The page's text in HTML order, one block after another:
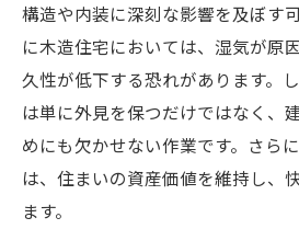
専門家が推奨する防水技
大田区における防水工事の
最大限に引き出す方法
耐用年数を左右する要因
防水工事が建物に与え
構造や内装に深刻な影響を及ぼす
に木造住宅においては、湿気が原
久性が低下する恐れがあります。
は単に外見を保つだけではなく、
めにも欠かせない作業です。さら
は、住まいの資産価値を維持し、
ます。